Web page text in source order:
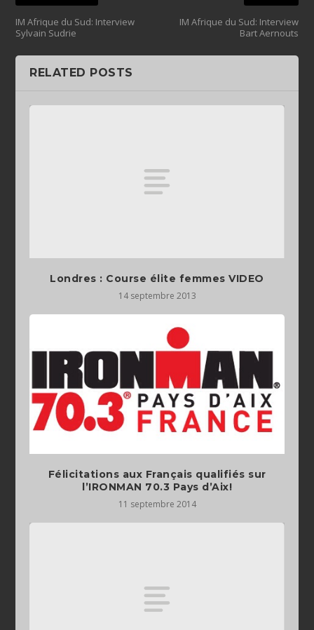
IM Afrique du Sud: Interview
Sylvain Sudrie
IM Afrique du Sud: Interview
Bart Aernouts
RELATED POSTS
Londres : Course élite femmes VIDEO
14 septembre 2013
Félicitations aux Français qualifiés sur
l’IRONMAN 70.3 Pays d’Aix!
11 septembre 2014